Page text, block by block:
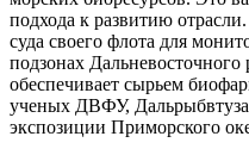
подхода к развитию
суда своего флота для
подзонах Дальневосточного
обеспечивает сырьем
ученых ДВФУ,
экспозиции Приморского